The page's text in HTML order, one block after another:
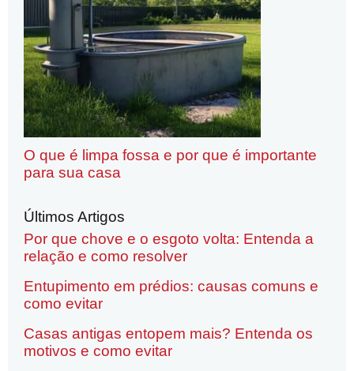
O que é limpa fossa e por que é importante
para sua casa
Últimos Artigos
Por que chove e o esgoto volta: Entenda a
relação e como resolver
Entupimento em prédios: causas comuns e
como evitar
Casas antigas entopem mais? Entenda os
motivos e como evitar